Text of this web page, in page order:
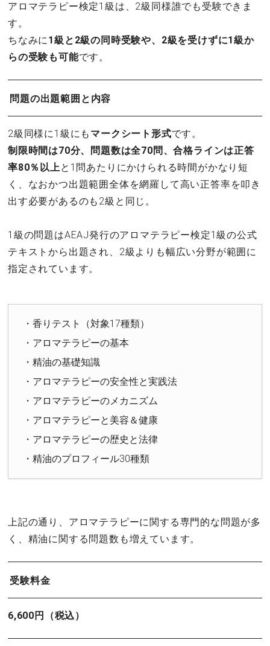
アロマテラピー検定1級は、2級同様誰でも受験できま
す。
ちなみに1級と2級の同時受験や、2級を受けずに1級か
らの受験も可能です。
問題の出題範囲と内容
2級同様に1級にも マークシート形式です。
制限時間は70分、問題数は全70問、合格ラインは正答
率80％以上と1問あたりにかけられる時間がかなり短
く、なおかつ出題範囲全体を網羅して高い正答率を叩き
出す必要があるのも2級と同じ。
1級の問題はAEAJ発行のアロマテラピー検定1級の公式
テキストから出題され、2級よりも幅広い分野が範囲に
指定されています。
・香りテスト（対象17種類）
・アロマテラピーの基本
・精油の基礎知識
・アロマテラピーの安全性と実践法
・アロマテラピーのメカニズム
・アロマテラピーと美容＆健康
・アロマテラピーの歴史と法律
・精油のプロフィール30種類
上記の通り、アロマテラピーに関する専門的な問題が多
く、精油に関する問題数も増えています。
受験料金
6,600円（税込）